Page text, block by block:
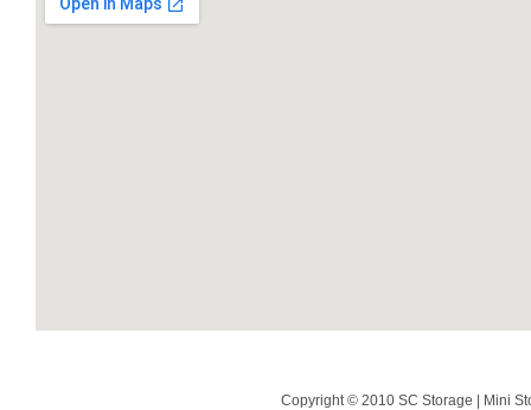
Copyright © 2010 SC Storage | Mini